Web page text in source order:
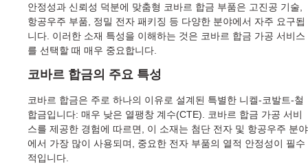
안정성과 신뢰성 덕분에 맞춤형 코바르 합금 부품은 고진공 기술,
항공우주 부품, 정밀 전자 패키징 등 다양한 분야에서 자주 요구됩
니다. 이러한 소재 특성을 이해하는 것은 코바르 합금 가공 서비스
를 선택할 때 매우 중요합니다.
코바르 합금의 주요 특성
코바르 합금은 주로 하나의 이유로 설계된 특별한 니켈-코발트-철
합금입니다: 매우 낮은 열팽창 계수(CTE). 코바르 합금 가공 서비
스를 제공한 경험에 따르면, 이 소재는 첨단 전자 및 항공우주 분야
에서 가장 많이 사용되며, 중요한 전자 부품의 열적 안정성이 필수
적입니다.